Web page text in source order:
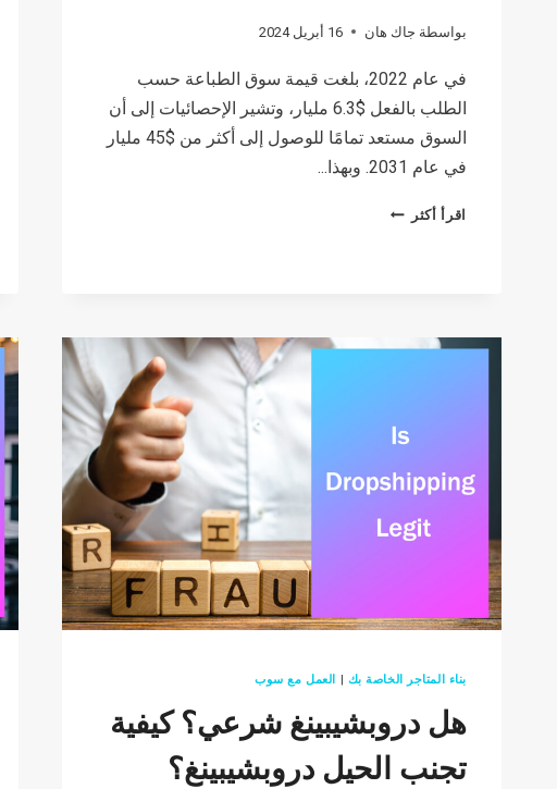
بواسطة جاك هان 16 أبريل 2024
في عام 2022، بلغت قيمة سوق الطباعة حسب
الطلب بالفعل $6.3 مليار، وتشير الإحصائيات إلى أن
السوق مستعد تمامًا للوصول إلى أكثر من $45 مليار
في عام 2031. وبهذا...
اقرأ أكثر
8
2026
بناء المتاجر الخاصة بك | العمل مع سوب
هل دروبشيبينغ شرعي؟ كيفية
تجنب الحيل دروبشيبينغ؟